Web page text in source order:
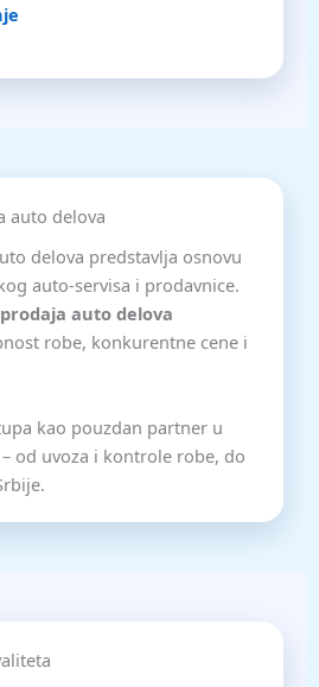
auto delova
delova predstavlja osnovu
auto-servisa i prodavnice.
auto delova
robe, konkurentne cene i
kao pouzdan partner u
od uvoza i kontrole robe, do